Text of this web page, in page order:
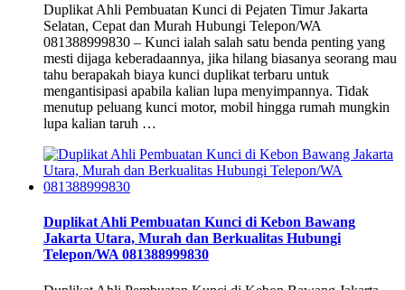
Duplikat Ahli Pembuatan Kunci di Pejaten Timur Jakarta
Selatan, Cepat dan Murah Hubungi Telepon/WA
081388999830 – Kunci ialah salah satu benda penting yang
mesti dijaga keberadaannya, jika hilang biasanya seorang mau
tahu berapakah biaya kunci duplikat terbaru untuk
mengantisipasi apabila kalian lupa menyimpannya. Tidak
menutup peluang kunci motor, mobil hingga rumah mungkin
lupa kalian taruh …
Duplikat Ahli Pembuatan Kunci di Kebon Bawang
Jakarta Utara, Murah dan Berkualitas Hubungi
Telepon/WA 081388999830